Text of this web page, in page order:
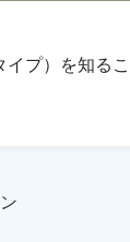
プ）を知るこ